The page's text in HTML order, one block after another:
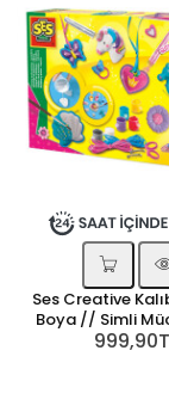
Ses Creative
Boya // Simli